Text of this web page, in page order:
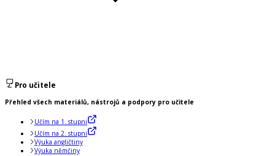
Pro učitele
Přehled všech materiálů, nástrojů a podpory pro učitele
Učím na 1. stupni
Učím na 2. stupni
Výuka angličtiny
Výuka němčiny